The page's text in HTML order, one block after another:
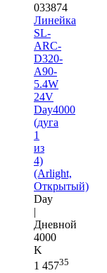
033874
Линейка
SL-
ARC-
D320-
A90-
5.4W
24V
Day4000
(дуга
1
из
4)
(Arlight,
Открытый)
Day
|
Дневной
4000
K
1 45735